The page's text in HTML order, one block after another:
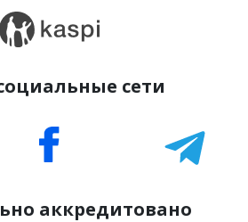
сети
аккредитовано